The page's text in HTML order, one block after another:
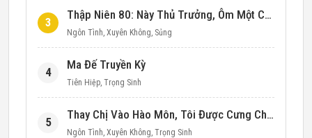
3
Thập Niên 80: Này Thủ Trưởng, Ôm Một Cái Đi!
Ngôn Tình, Xuyên Không, Sủng
4
Ma Đế Truyền Kỳ
Tiên Hiệp, Trọng Sinh
5
Thay Chị Vào Hào Môn, Tôi Được Cưng Chiều Hết Mực (Thập Niên 90)
Ngôn Tình, Xuyên Không, Trọng Sinh